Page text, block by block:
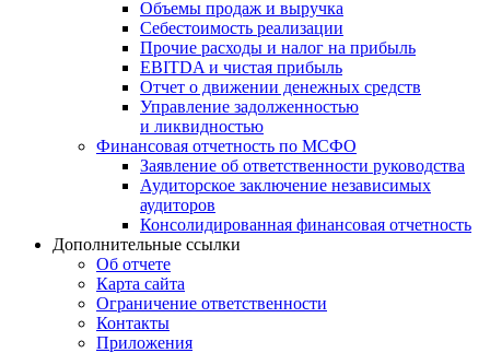
Объемы продаж и выручка
Себестоимость реализации
Прочие расходы и налог на прибыль
EBITDA и чистая прибыль
Отчет о движении денежных средств
Управление задолженностью
и ликвидностью
Финансовая отчетность по МСФО
Заявление об ответственности руководства
Аудиторское заключение независимых
аудиторов
Консолидированная финансовая отчетность
Дополнительные ссылки
Об отчете
Карта сайта
Ограничение ответственности
Контакты
Приложения